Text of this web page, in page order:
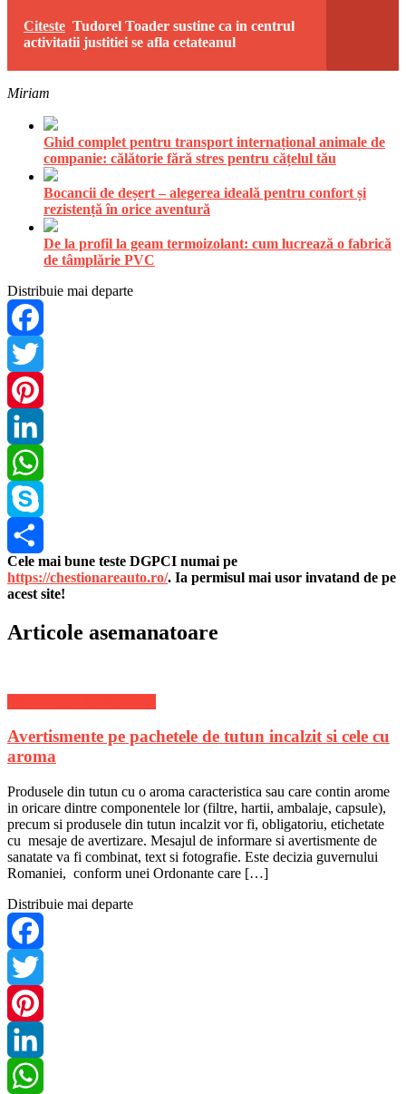
Citeste Tudorel Toader sustine ca in centrul
activitatii justitiei se afla cetateanul
Miriam
Ghid complet pentru transport internațional animale de
companie: călătorie fără stres pentru cățelul tău
Bocancii de deșert – alegerea ideală pentru confort și
rezistență în orice aventură
De la profil la geam termoizolant: cum lucrează o fabrică
de tâmplărie PVC
Distribuie mai departe
Facebook
Twitter
Pinterest
LinkedIn
WhatsApp
Skype
Share
Cele mai bune teste DGPCI numai pe
https://chestionareauto.ro/. Ia permisul mai usor invatand de pe
acest site!
Articole asemanatoare
Avertismente pe pachetele de tutun incalzit si cele cu
aroma
Produsele din tutun cu o aroma caracteristica sau care contin arome
in oricare dintre componentele lor (filtre, hartii, ambalaje, capsule),
precum si produsele din tutun incalzit vor fi, obligatoriu, etichetate
cu mesaje de avertizare. Mesajul de informare si avertismente de
sanatate va fi combinat, text si fotografie. Este decizia guvernului
Romaniei, conform unei Ordonante care […]
Distribuie mai departe
Facebook
Twitter
Pinterest
LinkedIn